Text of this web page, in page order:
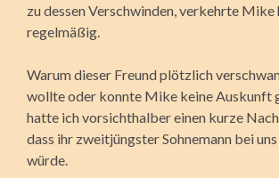
zu dessen Verschwinden, verkehrte Mike
regelmäßig.
Warum dieser Freund plötzlich
wollte oder konnte Mike keine Auskunft
hatte ich vorsichthalber einen kurze
dass ihr zweitjüngster Sohnemann bei
würde.